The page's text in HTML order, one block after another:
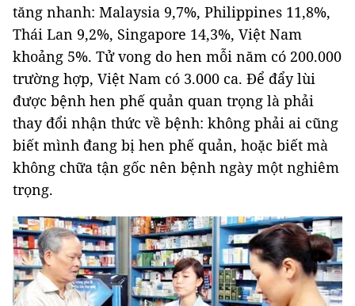
tăng nhanh: Malaysia 9,7%, Philippines 11,8%,
Thái Lan 9,2%, Singapore 14,3%, Việt Nam
khoảng 5%. Tử vong do hen mỗi năm có 200.000
trường hợp, Việt Nam có 3.000 ca. Để đẩy lùi
được bệnh hen phế quản quan trọng là phải
thay đổi nhận thức về bệnh: không phải ai cũng
biết mình đang bị hen phế quản, hoặc biết mà
không chữa tận gốc nên bệnh ngày một nghiêm
trọng.